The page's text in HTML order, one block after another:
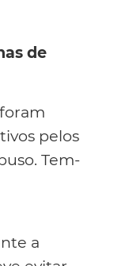
de
pelos
Tem-
a